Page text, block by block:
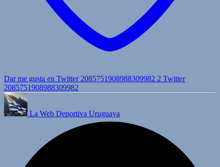
Dar me gusta en Twitter 2085751908988309982 2 Twitter
2085751908988309982
La Web Deportiva Uruguaya